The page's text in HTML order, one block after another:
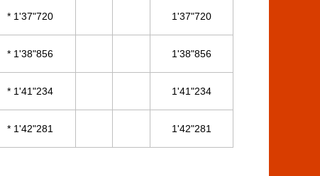
* 1'37"720 1'37"720
* 1'38"856 1'38"856
* 1'41"234 1'41"234
* 1'42"281 1'42"281